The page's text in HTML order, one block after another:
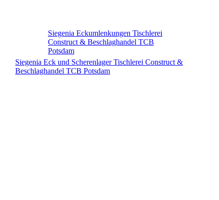
Siegenia Eckumlenkungen Tischlerei
Construct & Beschlaghandel TCB
Potsdam
Siegenia Eck und Scherenlager Tischlerei Construct &
Beschlaghandel TCB Potsdam